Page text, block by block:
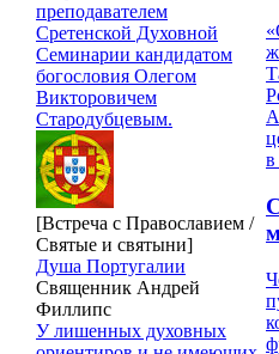
преподавателем
Сретенской Духовной
Семинарии кандидатом
богословия Олегом
Викторовичем
Стародубцевым.
[Встреча с Православием /
Святые и святыни]
Душа Португалии
Священник Андрей
Филлипс
У лишенных духовных
в